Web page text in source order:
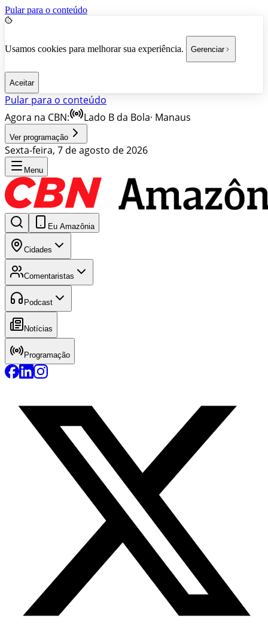
Pular para o conteúdo
Usamos cookies para melhorar sua experiência. Gerenciar
Aceitar
Pular para o conteúdo
Agora na CBN:
Lado B da Bola· Manaus
Ver programação
Sexta-feira, 7 de agosto de 2026
Menu
Eu Amazônia
Cidades
Comentaristas
Podcast
Notícias
Programação